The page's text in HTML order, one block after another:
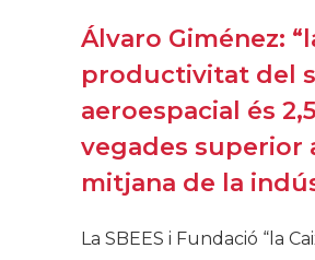
Álvaro Giménez:
productivitat del
aeroespacial és 2,5
vegades superior
mitjana de la
La SBEES i Fundació “la